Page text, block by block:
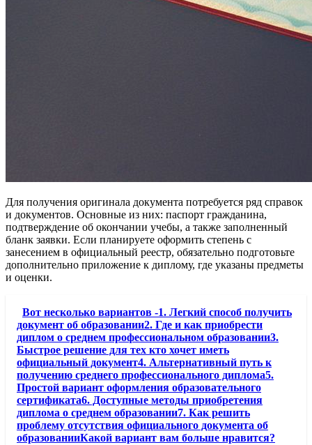
Для получения оригинала документа потребуется ряд справок
и документов. Основные из них: паспорт гражданина,
подтверждение об окончании учебы, а также заполненный
бланк заявки. Если планируете оформить степень с
занесением в официальный реестр, обязательно подготовьте
дополнительно приложение к диплому, где указаны предметы
и оценки.
Вот несколько вариантов -1. Легкий способ получить
документ об образовании2. Где и как приобрести
диплом о среднем профессиональном образовании3.
Быстрое решение для тех кто хочет иметь
официальный документ4. Альтернативный путь к
получению среднего профессионального диплома5.
Простой вариант оформления образовательного
сертификата6. Доступные методы приобретения
диплома о среднем образовании7. Как решить
проблему отсутствия официального документа об
образованииКакой вариант вам больше нравится?